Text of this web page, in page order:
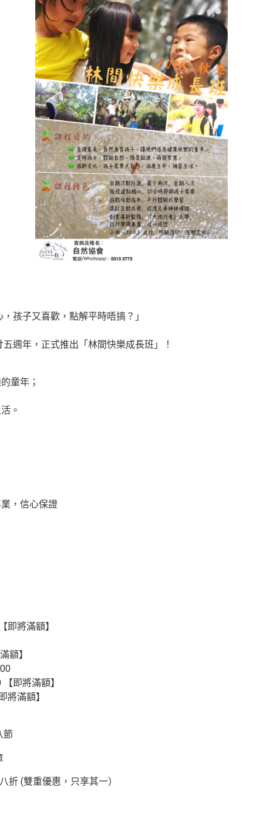
孩子又喜歡，點解平時唔搞？」
週年，正式推出「林間快樂成長班」！
童年；
。
，信心保證
即將滿額】
額】
即將滿額】
將滿額】
節
折 (雙重優惠，只享其一）